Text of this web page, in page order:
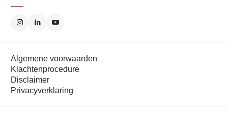
Algemene voorwaarden
Klachtenprocedure
Disclaimer
Privacyverklaring